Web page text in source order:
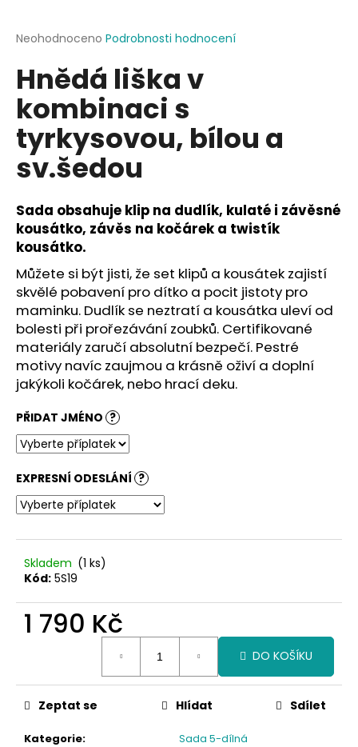
Průměrné
produktu
je
0,0
5
hvězdiček.
Neohodnoceno Podrobnosti hodnocení
Hnědá liška v
kombinaci s
tyrkysovou, bílou a
sv.šedou
Sada obsahuje klip na dudlík, kulaté i závěsné
kousátko, závěs na kočárek a twistík
kousátko.
Můžete si být jisti, že set klipů a kousátek zajistí
skvělé pobavení pro dítko a pocit jistoty pro
maminku. Dudlík se neztratí a kousátka uleví od
bolesti při prořezávání zoubků. Certifikované
materiály zaručí absolutní bezpečí. Pestré
motivy navíc zaujmou a krásně oživí a doplní
jakýkoli kočárek, nebo hrací deku.
PŘIDAT JMÉNO ?
EXPRESNÍ ODESLÁNÍ ?
Skladem (1 ks)
Kód: 5S19
1 790 Kč
DO KOŠÍKU
Kategorie: Sada 5-dílná
Zeptat se Hlídat Sdílet
j
t
?
D
o
p
o
r
u
č
u
j
e
m
e